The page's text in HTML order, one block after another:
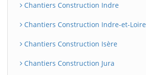
Chantiers Construction Indre
Chantiers Construction Indre-et-Loire
Chantiers Construction Isère
Chantiers Construction Jura